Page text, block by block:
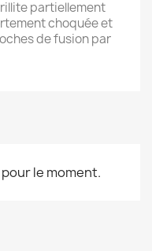
partiellement
choquée et
de fusion par
le moment.